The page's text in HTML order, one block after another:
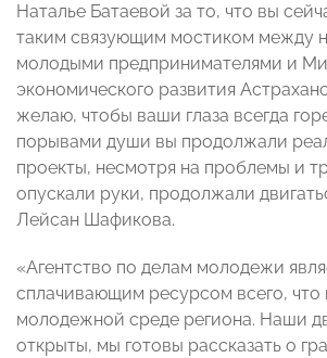
Наталье Батаевой за то, что вы
таким связующим мостиком между
молодыми предпринимателями и
экономического развития
желаю, чтобы ваши глаза всегда
порывами души вы продолжали
проекты, несмотря на проблемы и
опускали руки, продолжали
Лейсан Шафикова.
«Агентство по делам молодежи
сплачивающим ресурсом всего, что
молодежной среде региона. Наши
открыты, мы готовы рассказать о